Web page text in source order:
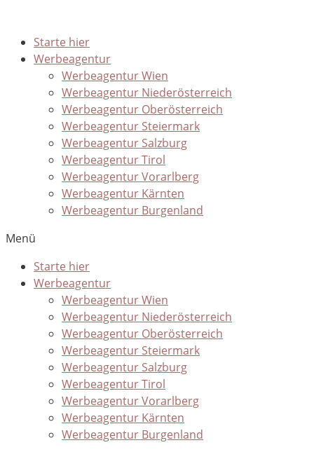
Starte hier
Werbeagentur
Werbeagentur Wien
Werbeagentur Niederösterreich
Werbeagentur Oberösterreich
Werbeagentur Steiermark
Werbeagentur Salzburg
Werbeagentur Tirol
Werbeagentur Vorarlberg
Werbeagentur Kärnten
Werbeagentur Burgenland
Menü
Starte hier
Werbeagentur
Werbeagentur Wien
Werbeagentur Niederösterreich
Werbeagentur Oberösterreich
Werbeagentur Steiermark
Werbeagentur Salzburg
Werbeagentur Tirol
Werbeagentur Vorarlberg
Werbeagentur Kärnten
Werbeagentur Burgenland